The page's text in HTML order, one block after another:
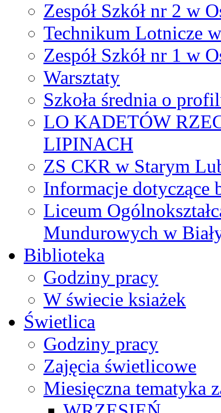
Zespół Szkół nr 2 w
Technikum Lotnicze
Zespół Szkół nr 1 w
Warsztaty
Szkoła średnia o
LO KADETÓW
LIPINACH
ZS CKR w Starym
Informacje dotyczące
Liceum
Mundurowych w
Biblioteka
Godziny pracy
W świecie ksiażek
Świetlica
Godziny pracy
Zajęcia świetlicowe
Miesięczna tematyka